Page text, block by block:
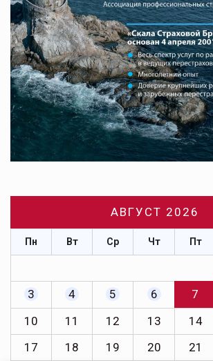
АВГУСТ 2026
Пн Вт Ср Чт Пт
3
4 5 6 7
10
11 12 13 14
17
18 19 20 21